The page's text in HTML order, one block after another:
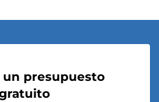
presupuesto